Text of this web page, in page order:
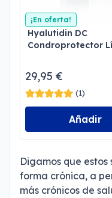
¡En oferta!
Hyalutidin DC
Condroprotector
29,95 €
(1)
Añadir
Digamos que
forma crónica, a
más crónicos de